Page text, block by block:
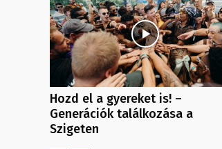
Hozd el a gyereket is! –
Generációk találkozása a
Szigeten